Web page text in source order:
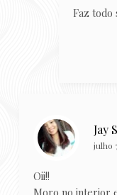
Faz todo
Jay
julho
Oii!!